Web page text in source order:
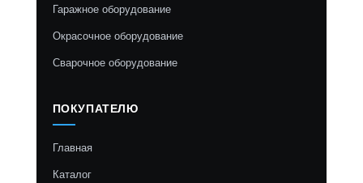
Гаражное оборудование
Окрасочное оборудование
Сварочное оборудование
ПОКУПАТЕЛЮ
Главная
Каталог